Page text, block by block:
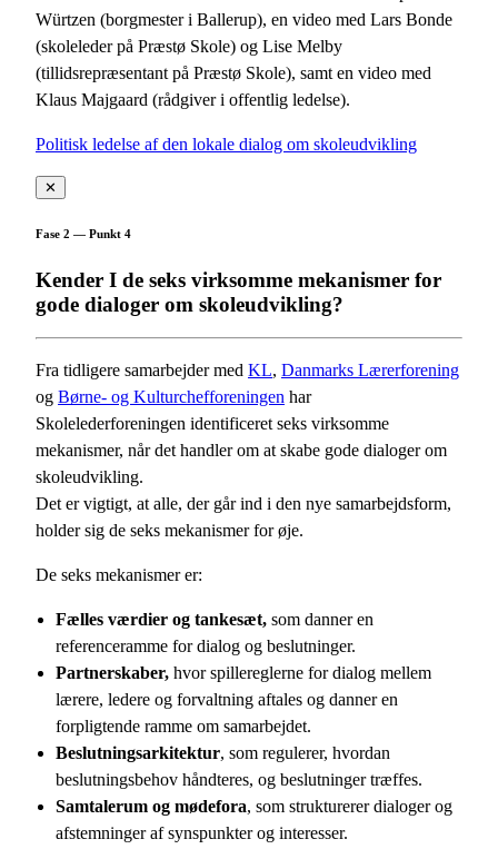
Würtzen (borgmester i Ballerup), en video med Lars Bonde
(skoleleder på Præstø Skole) og Lise Melby
(tillidsrepræsentant på Præstø Skole), samt en video med
Klaus Majgaard (rådgiver i offentlig ledelse).
Politisk ledelse af den lokale dialog om skoleudvikling
✕
Fase 2 — Punkt 4
Kender I de seks virksomme mekanismer for
gode dialoger om skoleudvikling?
Fra tidligere samarbejder med KL, Danmarks Lærerforening
og Børne- og Kulturchefforeningen har
Skolelederforeningen identificeret seks virksomme
mekanismer, når det handler om at skabe gode dialoger om
skoleudvikling.
Det er vigtigt, at alle, der går ind i den nye samarbejdsform,
holder sig de seks mekanismer for øje.
De seks mekanismer er:
Fælles værdier og tankesæt, som danner en
referenceramme for dialog og beslutninger.
Partnerskaber, hvor spillereglerne for dialog mellem
lærere, ledere og forvaltning aftales og danner en
forpligtende ramme om samarbejdet.
Beslutningsarkitektur, som regulerer, hvordan
beslutningsbehov håndteres, og beslutninger træffes.
Samtalerum og mødefora, som strukturerer dialoger og
afstemninger af synspunkter og interesser.